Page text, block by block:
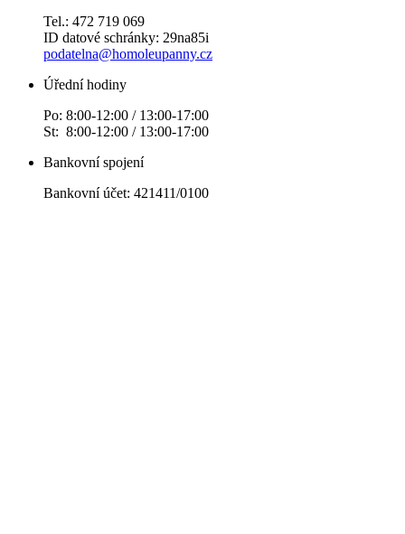
Tel.: 472 719 069
ID datové schránky: 29na85i
podatelna@homoleupanny.cz
Úřední hodiny
Po: 8:00-12:00 / 13:00-17:00
St: 8:00-12:00 / 13:00-17:00
Bankovní spojení
Bankovní účet: 421411/0100